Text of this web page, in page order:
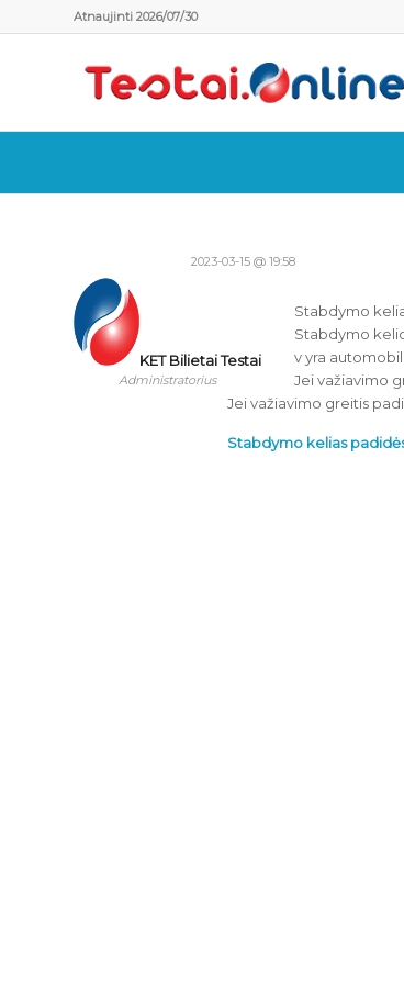
Atnaujinti 2026/07/30
2023-03-15 @ 19:58
KET Bilietai Testai
Administratorius
Stabdymo
Stabdymo
v yra
Jei važiavimo
Jei važiavimo greitis
Stabdymo kelias